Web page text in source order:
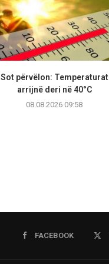
Sot përvëlon: Temperaturat
arrijnë deri në 40°C
08.08.2026 09:58
FACEBOOK